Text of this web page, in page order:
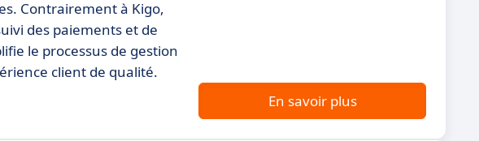
Contrairement à Kigo,
des paiements et de
le processus de gestion
client de qualité.
En savoir plus